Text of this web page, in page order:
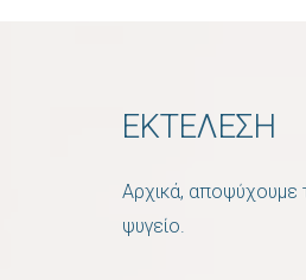
ΕΚΤΕΛΕΣΗ
Αρχικά, αποψύχουμε
ψυγείο.